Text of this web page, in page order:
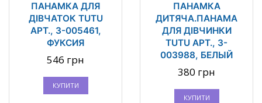
ПАНАМКА ДЛЯ
ДІВЧАТОК TUTU
АРТ., 3-005461,
ФУКСИЯ
546 грн
КУПИТИ
ПАНАМКА
ДИТЯЧА.ПАНАМА
ДЛЯ ДІВЧИНКИ
TUTU АРТ., 3-
003988, БЕЛЫЙ
380 грн
КУПИТИ